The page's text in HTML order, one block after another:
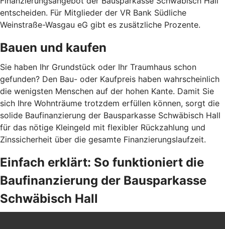
entscheiden. Für Mitglieder der VR Bank Südliche
Weinstraße-Wasgau eG gibt es zusätzliche Prozente.
Bauen und kaufen
Sie haben Ihr Grundstück oder Ihr Traumhaus schon
gefunden? Den Bau- oder Kaufpreis haben wahrscheinlich
die wenigsten Menschen auf der hohen Kante. Damit Sie
sich Ihre Wohnträume trotzdem erfüllen können, sorgt die
solide Baufinanzierung der Bausparkasse Schwäbisch Hall
für das nötige Kleingeld mit flexibler Rückzahlung und
Zinssicherheit über die gesamte Finanzierungslaufzeit.
Einfach erklärt: So funktioniert die
Baufinanzierung der Bausparkasse
Schwäbisch Hall